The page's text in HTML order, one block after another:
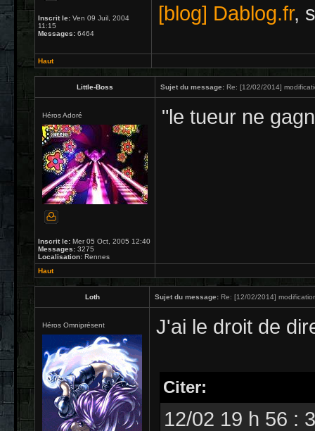
Inscrit le: Ven 09 Juil, 2004
11:15
Messages: 6464
[blog] Dablog.fr,
Haut
Little-Boss Sujet du message: Re: [12/02/2014]
Héros Adoré
Inscrit le: Mer 05 Oct, 2005 12:40
Messages: 3275
Localisation: Rennes
"le tueur ne
Haut
Loth Sujet du message: Re: [12/02/2014]
Héros Omniprésent J'ai le droit de
Citer:
12/02 19 h 56 :